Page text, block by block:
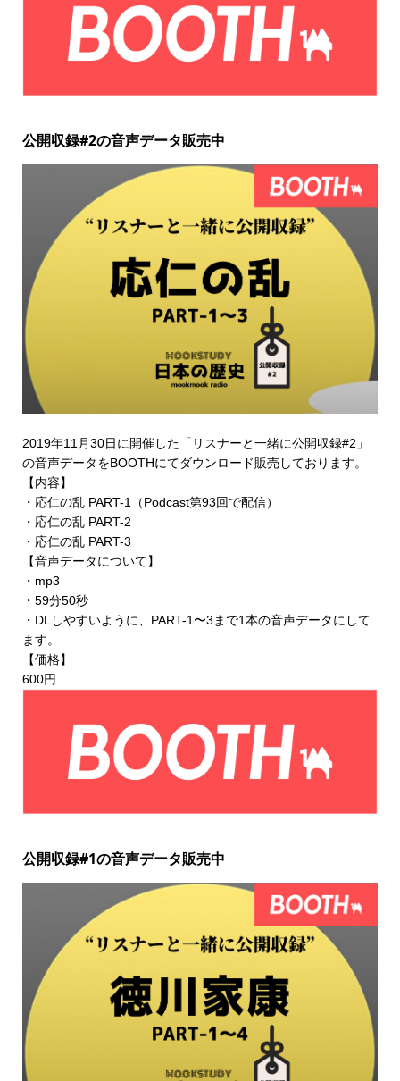
公開収録#2の音声データ販売中
2019年11月30日に開催した「リスナーと一緒に公開収録#2」
の音声データをBOOTHにてダウンロード販売 しております。
【内容】
・応仁の乱 PART-1（Podcast第93回で配信）
・応仁の乱 PART-2
・応仁の乱 PART-3
【音声データについて】
・mp3
・59分50秒
・DLしやすいように、PART-1〜3まで1本の音声データにして
ます。
【価格】
600円
公開収録#1の音声データ販売中